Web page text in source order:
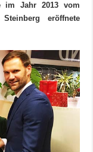
im Jahr 2013 vom
eröffnete